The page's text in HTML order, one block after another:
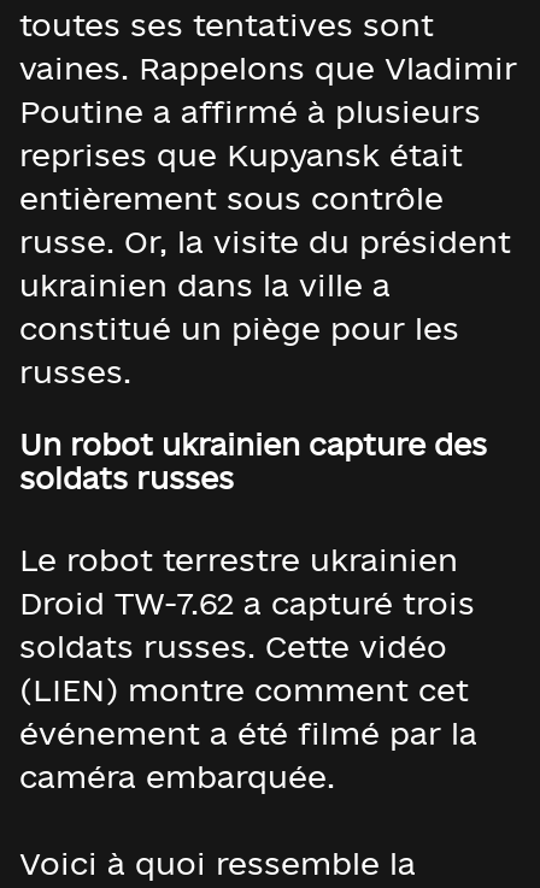
toutes ses tentatives sont
vaines. Rappelons que Vladimir
Poutine a affirmé à plusieurs
reprises que Kupyansk était
entièrement sous contrôle
russe. Or, la visite du président
ukrainien dans la ville a
constitué un piège pour les
russes.
Un robot ukrainien capture des
soldats russes
Le robot terrestre ukrainien
Droid TW-7.62 a capturé trois
soldats russes. Cette vidéo
(LIEN) montre comment cet
événement a été filmé par la
caméra embarquée.
Voici à quoi ressemble la